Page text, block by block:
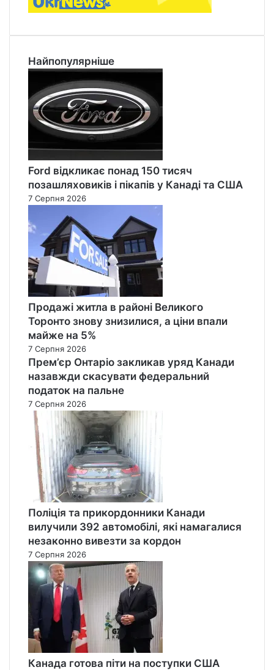
Найпопулярніше
Ford відкликає понад 150 тисяч
позашляховиків і пікапів у Канаді та США
7 Серпня 2026
Продажі житла в районі Великого
Торонто знову знизилися, а ціни впали
майже на 5%
7 Серпня 2026
Прем’єр Онтаріо закликав уряд Канади
назавжди скасувати федеральний
податок на пальне
7 Серпня 2026
Поліція та прикордонники Канади
вилучили 392 автомобілі, які намагалися
незаконно вивезти за кордон
7 Серпня 2026
Канада готова піти на поступки США